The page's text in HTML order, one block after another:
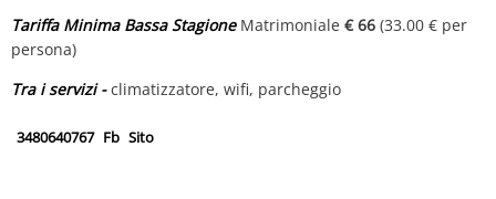
Tariffa Minima Bassa StagioneMatrimoniale € 66 (33.00 € per
persona)
Tra i servizi -climatizzatore, wifi, parcheggio
3480640767 Fb Sito